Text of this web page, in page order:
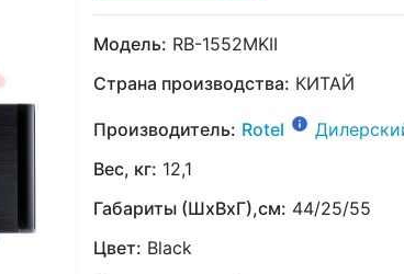
Модель: RB-1552MKII
Страна производства: КИТАЙ
Производитель: Rotel
Вес, кг: 12,1
Габариты (ШхВхГ),см: 44/25/55
Цвет: Black